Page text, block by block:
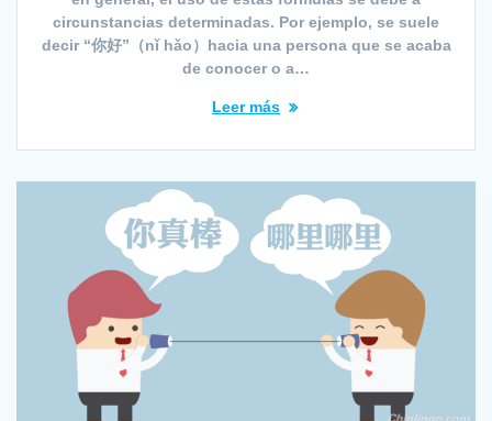
circunstancias determinadas. Por ejemplo, se suele
decir “你好”（nǐ hǎo）hacia una persona que se acaba
de conocer o a…
Leer más